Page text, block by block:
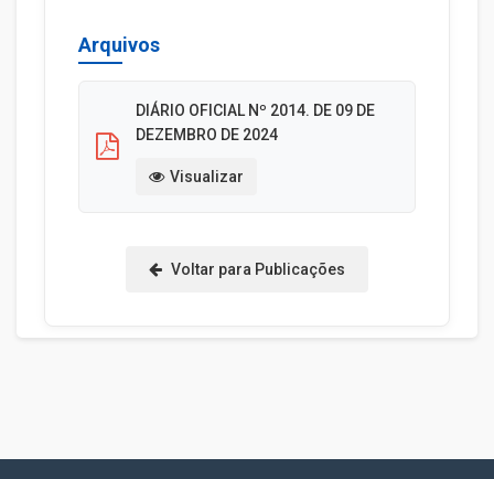
Arquivos
DIÁRIO OFICIAL Nº 2014. DE 09 DE
DEZEMBRO DE 2024
Visualizar
Voltar para Publicações